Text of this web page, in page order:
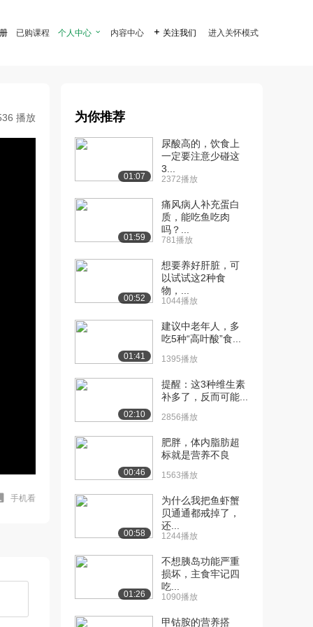
已购课程 个人中心  内容中心  关注我们 进入关怀模式
播放
手机看
为你推荐
01:07
尿酸高的，饮食上
一定要注意少碰这
3...
2372播放
01:59
痛风病人补充蛋白
质，能吃鱼吃肉
吗？...
781播放
00:52
想要养好肝脏，可
以试试这2种食
物，...
1044播放
01:41
建议中老年人，多
吃5种“高叶酸”食...
1395播放
02:10
提醒：这3种维生素
补多了，反而可能...
2856播放
00:46
肥胖，体内脂肪超
标就是营养不良
1563播放
00:58
为什么我把鱼虾蟹
贝通通都戒掉了，
还...
1244播放
01:26
不想胰岛功能严重
损坏，主食牢记四
吃...
1090播放
甲钴胺的营养搭